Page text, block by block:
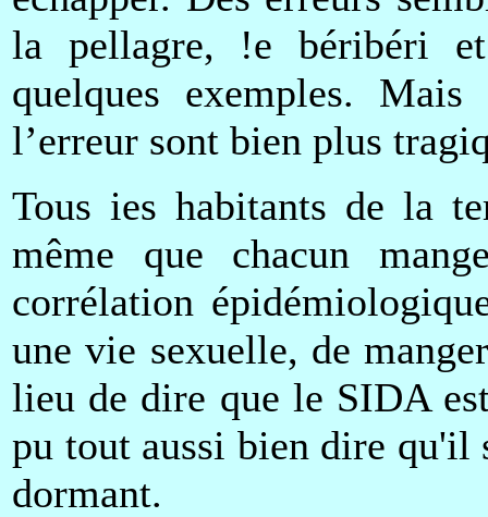
la pellagre, !e béribéri
quelques exemples.
l’erreur sont bien plus
Tous ies habitants de la
même que chacun
corrélation
une vie sexuelle, de
lieu de dire que le SIDA
pu tout aussi bien dire qu'il
dormant.